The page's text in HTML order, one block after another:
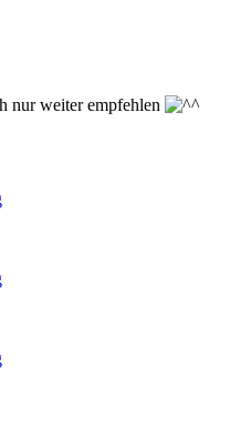
nur weiter empfehlen